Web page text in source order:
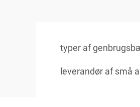
typer af
leverandør af små